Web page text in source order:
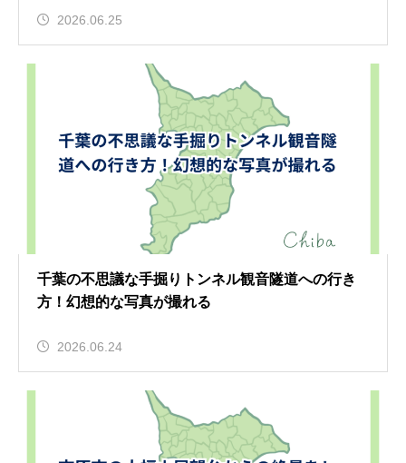
2026.06.25
千葉の不思議な手掘りトンネル観音隧道への行き
方！幻想的な写真が撮れる
2026.06.24